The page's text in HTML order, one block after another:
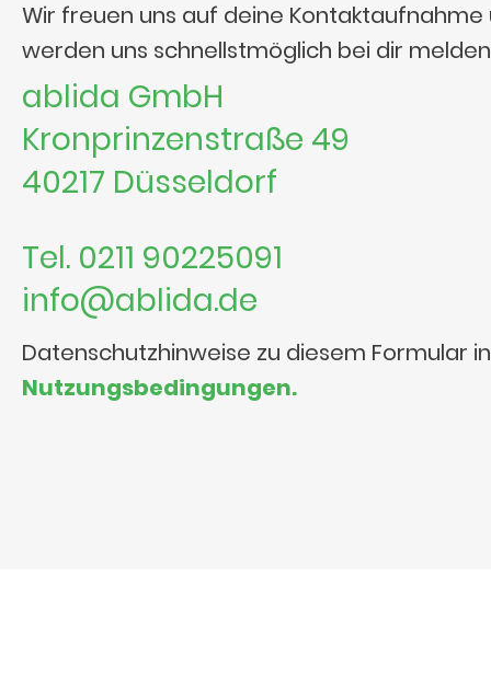
Wir freuen uns auf deine Kontaktaufnahme
werden uns schnellstmöglich bei dir
ablida GmbH
Kronprinzenstraße 49
40217 Düsseldorf
Tel. 0211 90225091
info@ablida.de
Datenschutzhinweise zu diesem Formular
Nutzungsbedingungen.